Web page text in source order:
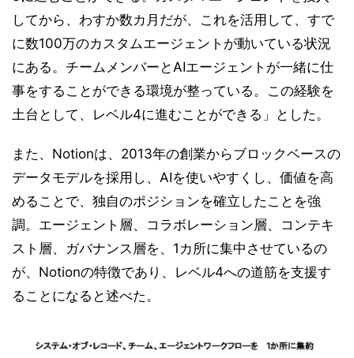
してから、わすか数カ月だが、これを活用して、すで
に数100万のカスタムエージェントが動いている状況
にある。チームメンバーとAIエージェントが一緒に仕
事をすることができる環境が整っている。この経験を
土台として、レベル4に進むことができる」とした。
また、Notionは、2013年の創業からブロックベースの
データモデルを採用し、AIを使いやすくし、価値を高
めることで、独自のポジションを確立したことを強
調。エージェント層、コラボレーション層、コンテキ
スト層、ガバナンス層を、1カ所に集中させているの
が、Notionの特徴であり、レベル4への道筋を支援す
ることになると述べた。